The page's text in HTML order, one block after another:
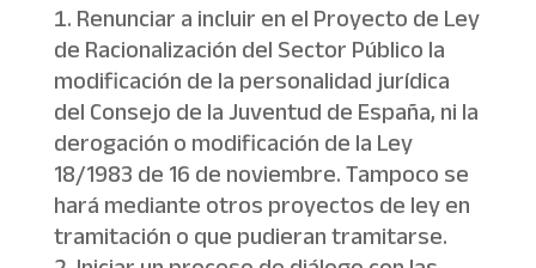
Renunciar a incluir en el Proyecto de Ley
de Racionalización del Sector Público la
modificación de la personalidad jurídica
del Consejo de la Juventud de España, ni la
derogación o modificación de la Ley
18/1983 de 16 de noviembre. Tampoco se
hará mediante otros proyectos de ley en
tramitación o que pudieran tramitarse.